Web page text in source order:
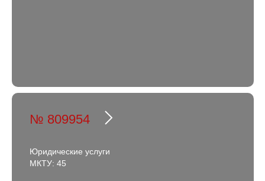
№ 809954
Юридические услуги
МКТУ: 45